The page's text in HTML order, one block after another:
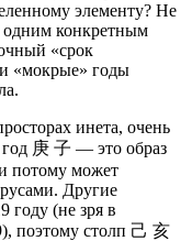
элементу? Не
одним конкретным
«срок
«мокрые» годы
инета, очень
год 庚 子 — это образ
потому может
Другие
году (не зря в
поэтому столп 己 亥